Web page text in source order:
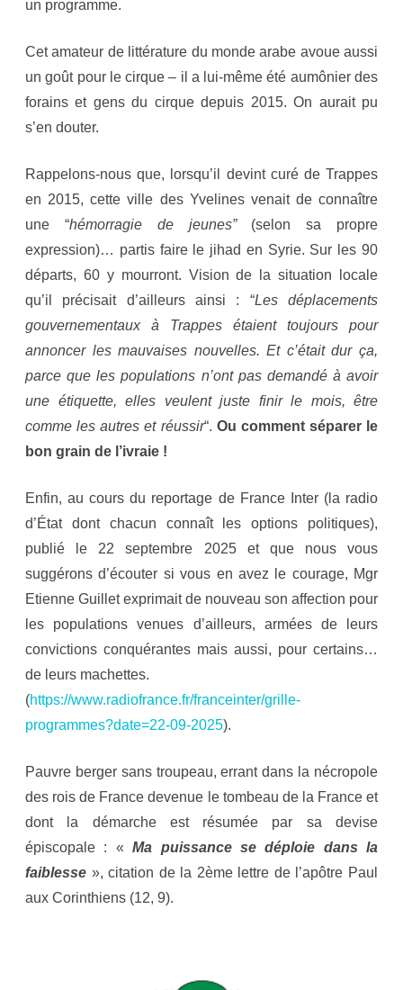
un programme.
Cet amateur de littérature du monde arabe avoue aussi
un goût pour le cirque – il a lui-même été aumônier des
forains et gens du cirque depuis 2015. On aurait pu
s’en douter.
Rappelons-nous que, lorsqu’il devint curé de Trappes
en 2015, cette ville des Yvelines venait de connaître
une “hémorragie de jeunes”(selon sa propre
expression)… partis faire le jihad en Syrie. Sur les 90
départs, 60 y mourront. Vision de la situation locale
qu’il précisait d’ailleurs ainsi : “Les déplacements
gouvernementaux à Trappes étaient toujours pour
annoncer les mauvaises nouvelles. Et c’était dur ça,
parce que les populations n’ont pas demandé à avoir
une étiquette, elles veulent juste finir le mois, être
comme les autres et réussir“. Ou comment séparer le
bon grain de l’ivraie !
Enfin, au cours du reportage de France Inter (la radio
d’État dont chacun connaît les options politiques),
publié le 22 septembre 2025 et que nous vous
suggérons d’écouter si vous en avez le courage, Mgr
Etienne Guillet exprimait de nouveau son affection pour
les populations venues d’ailleurs, armées de leurs
convictions conquérantes mais aussi, pour certains…
de leurs machettes.
(https://www.radiofrance.fr/franceinter/grille-
programmes?date=22-09-2025).
Pauvre berger sans troupeau, errant dans la nécropole
des rois de France devenue le tombeau de la France et
dont la démarche est résumée par sa devise
épiscopale : «Ma puissance se déploie dans la
faiblesse », citation de la 2ème lettre de l’apôtre Paul
aux Corinthiens (12, 9).